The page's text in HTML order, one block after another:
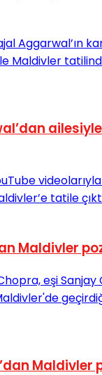
Maldivler
Maldivler